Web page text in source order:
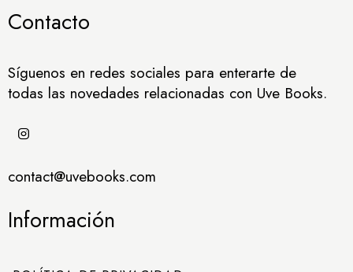
Contacto
Síguenos en redes sociales para enterarte de
todas las novedades relacionadas con Uve Books.
contact@uvebooks.com
Información